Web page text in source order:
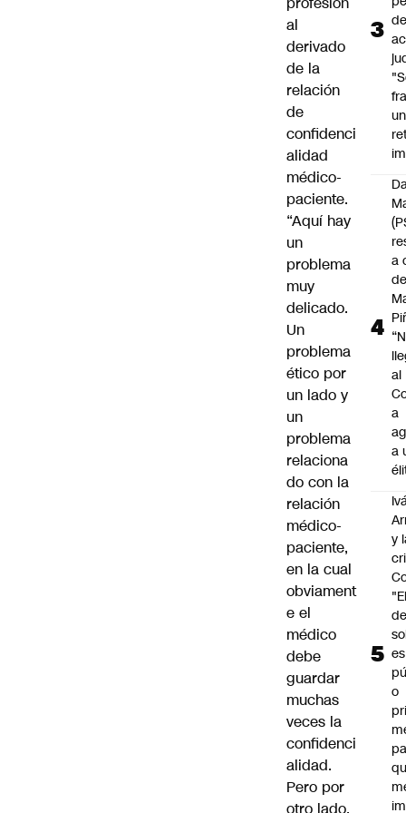
al
derivado
de la
relación
de
confidenci
alidad
médico-
paciente.
“Aquí hay
un
problema
muy
delicado.
Un
problema
ético por
un lado y
un
problema
relaciona
do con la
relación
médico-
paciente,
en la cual
obviament
e el
médico
debe
guardar
muchas
veces la
confidenci
alidad.
Pero por
otro lado,
de
un
a
de
al
a
a
y
"El
es
o